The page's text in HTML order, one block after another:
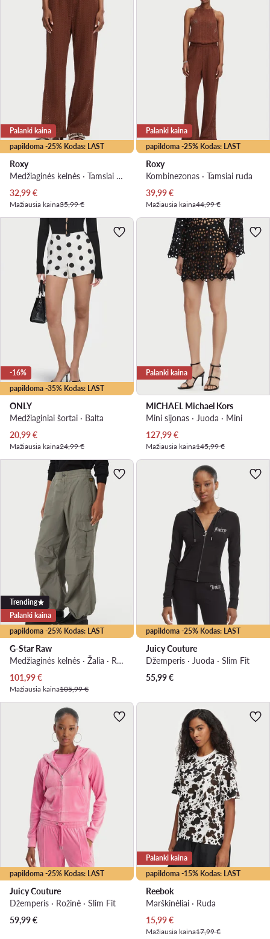
papildoma -25% Kodas: LAST
Palanki kaina
Roxy
Medžiaginės kelnės · Tamsiai ruda
Dabartinė kaina
32,99€
Mažiausia kaina35,99 €
papildoma -25% Kodas: LAST
Palanki kaina
Roxy
Kombinezonas · Tamsiai ruda
Dabartinė kaina
39,99€
Mažiausia kaina44,99 €
papildoma -35% Kodas: LAST
-16%
ONLY
Medžiaginiai šortai · Balta
Dabartinė kaina
20,99€
Mažiausia kaina24,99 €
Palanki kaina
MICHAEL Michael Kors
Mini sijonas · Juoda · Mini
Dabartinė kaina
127,99€
Mažiausia kaina145,99 €
papildoma -25% Kodas: LAST
Trending
Palanki kaina
G-Star Raw
Medžiaginės kelnės · Žalia · Relaxed Fit
Dabartinė kaina
101,99€
Mažiausia kaina105,99 €
papildoma -25% Kodas: LAST
Juicy Couture
Džemperis · Juoda · Slim Fit
55,99€
papildoma -25% Kodas: LAST
Juicy Couture
Džemperis · Rožinė · Slim Fit
59,99€
papildoma -15% Kodas: LAST
Palanki kaina
Reebok
Marškinėliai · Ruda
Dabartinė kaina
15,99€
Mažiausia kaina17,99 €